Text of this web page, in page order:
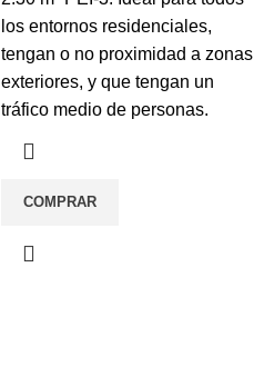
los entornos residenciales,
tengan o no proximidad a zonas
exteriores, y que tengan un
tráfico medio de personas.
COMPRAR